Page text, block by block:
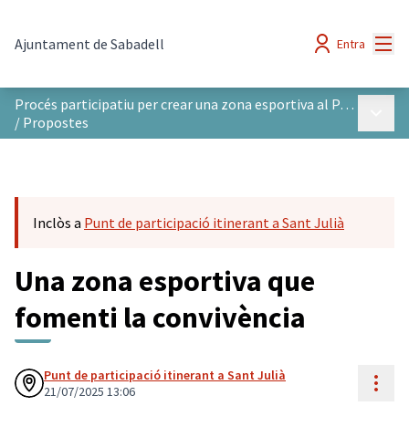
Ajuntament de Sabadell Entra
Procés participatiu per crear una zona esportiva al Parc del Nord
/ Propostes
Inclòs a Punt de participació itinerant a Sant Julià
Una zona esportiva que
fomenti la convivència
Punt de participació itinerant a Sant Julià
21/07/2025 13:06